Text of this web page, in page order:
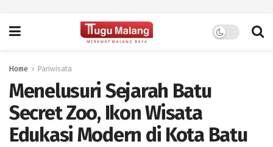
Home Pariwisata
Menelusuri Sejarah Batu
Secret Zoo, Ikon Wisata
Edukasi Modern di Kota Batu